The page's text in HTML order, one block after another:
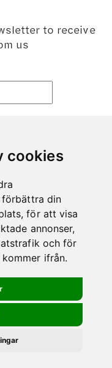
cookies
din
för att visa
annonser,
och för
ifrån.
to receive
us
there is anything